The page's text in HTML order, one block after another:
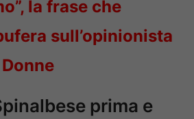
la frase che
sull’opinionista
prima e